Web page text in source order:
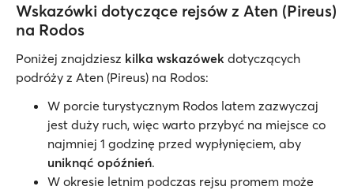
Wskazówki dotyczące rejsów z Aten (Pireus)
na Rodos
Poniżej znajdziesz kilka wskazówek dotyczących
podróży z Aten (Pireus) na Rodos:
W porcie turystycznym Rodos latem zazwyczaj
jest duży ruch, więc warto przybyć na miejsce co
najmniej 1 godzinę przed wypłynięciem, aby
uniknąć opóźnień.
W okresie letnim podczas rejsu promem może